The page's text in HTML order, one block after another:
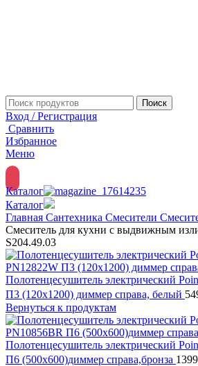
Поиск
Вход / Регистрация
Сравнить
Избранное
Меню
Каталог
Каталог
Главная Сантехника Смесители
Смеситель для кухни с выдвижным
S204.49.03
Полотенцесушитель электрический
П3 (120x1200) диммер справа, белый
Вернуться к продуктам
Полотенцесушитель электрический
П6 (500x600)диммер справа,бронза